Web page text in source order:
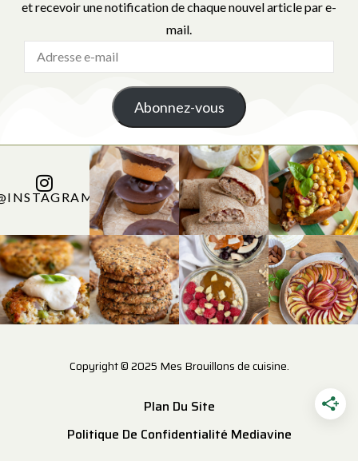
et recevoir une notification de chaque nouvel article par e-
mail.
Abonnez-vous
Copyright © 2025 Mes Brouillons de cuisine.
Plan Du Site
Politique De Confidentialité Mediavine